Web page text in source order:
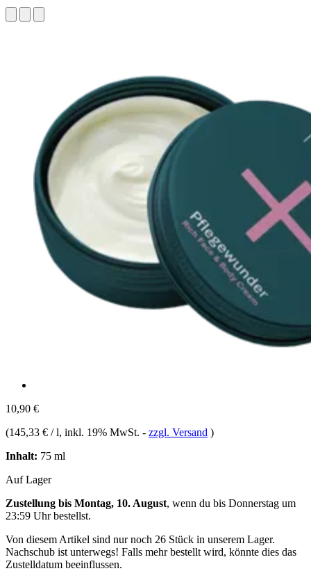
10,90 €
(145,33 € / l, inkl. 19% MwSt. - zzgl. Versand )
Inhalt: 75 ml
Auf Lager
Zustellung bis Montag, 10. August, wenn du bis Donnerstag um
23:59 Uhrbestellst.
Von diesem Artikel sind nur noch 26 Stück in unserem Lager.
Nachschub ist unterwegs! Falls mehr bestellt wird, könnte dies das
Zustelldatum beeinflussen.